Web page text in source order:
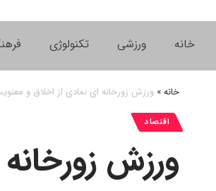
خانه ورزشی تکنولوژی
خانه» ورزش زورخانه ای نمادی از اخلاق و
اقتصاد
ورزش